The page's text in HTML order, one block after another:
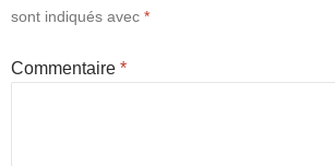
sont indiqués avec *
Commentaire *